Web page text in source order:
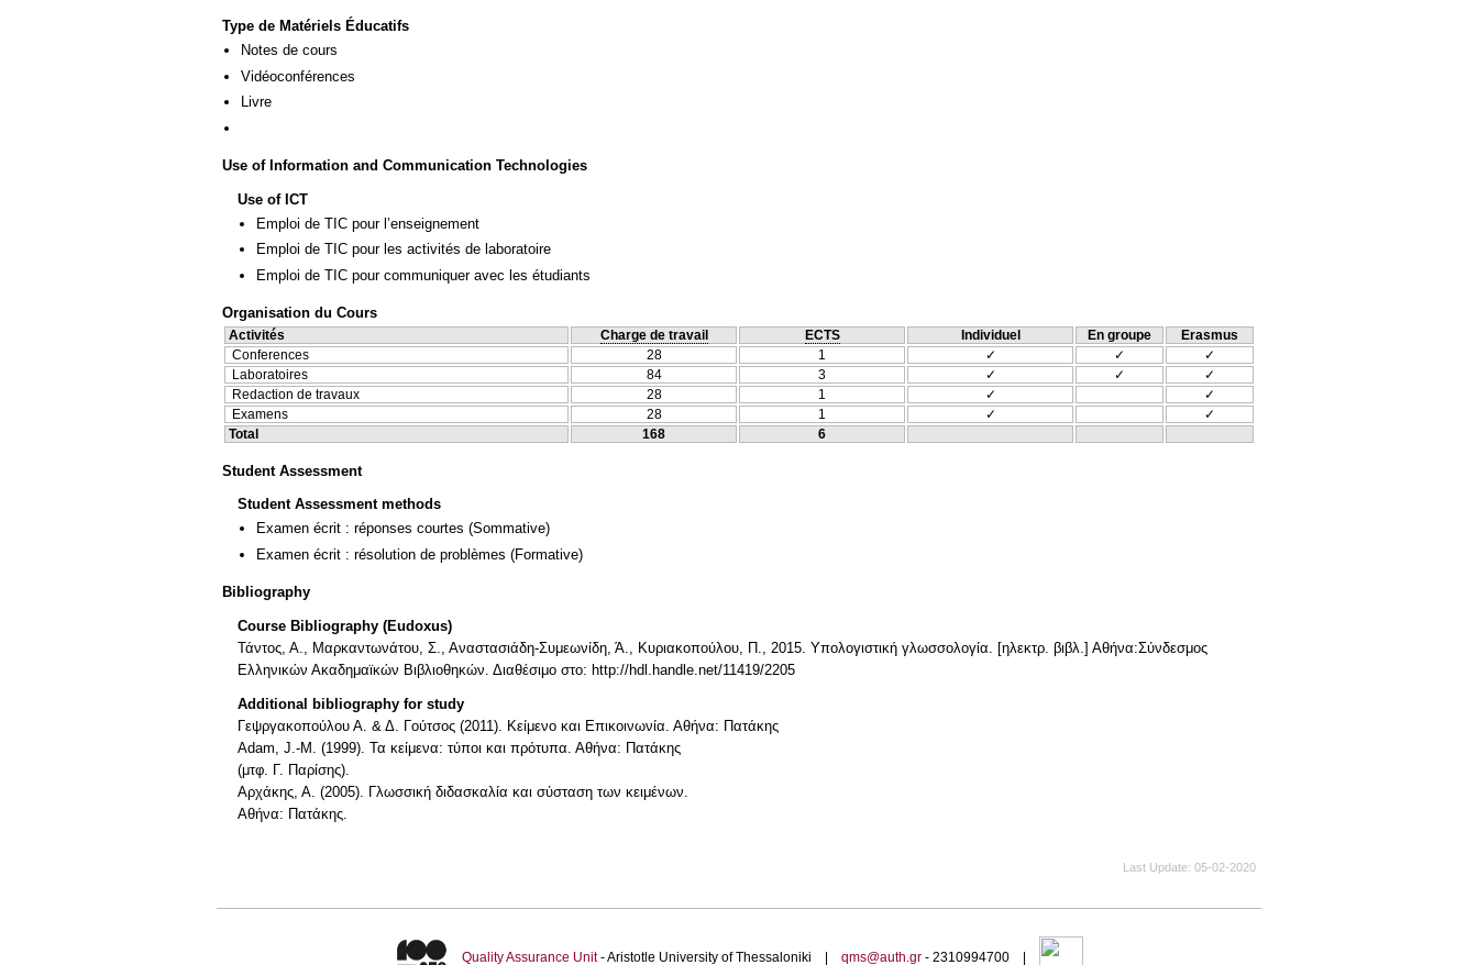
Type de Matériels Éducatifs
Notes de cours
Vidéoconférences
Livre
Use of Information and Communication Technologies
Use of ICT
Emploi de TIC pour l’enseignement
Emploi de TIC pour les activités de laboratoire
Emploi de TIC pour communiquer avec les étudiants
Organisation du Cours
Activités Charge de travail ECTS Individuel En groupe
Erasmus
Conferences
28 1 ✓ ✓
✓
Laboratoires
84 3 ✓ ✓
✓
Redaction de travaux
28 1 ✓
✓
Examens
28 1 ✓
✓
Total
168 6
Student Assessment
Student Assessment methods
Examen écrit : réponses courtes (Sommative)
Examen écrit : résolution de problèmes (Formative)
Bibliography
Course Bibliography (Eudoxus)
Τάντος, Α., Μαρκαντωνάτου, Σ., Αναστασιάδη-Συμεωνίδη, Ά., Κυριακοπούλου, Π., 2015. Υπολογιστική γλωσσολογία. [ηλεκτρ. βιβλ.] Αθήνα:Σύνδεσμος
Ελληνικών Ακαδημαϊκών Βιβλιοθηκών. Διαθέσιμο στο: http://hdl.handle.net/11419/2205
Additional bibliography for study
Γεψργακοπούλου Α. & Δ. Γούτσος (2011). Κείμενο και Επικοινωνία. Αθήνα: Πατάκης
Adam, J.-M. (1999). Τα κείμενα: τύποι και πρότυπα. Αθήνα: Πατάκης
(μτφ. Γ. Παρίσης).
Αρχάκης, Α. (2005). Γλωσσική διδασκαλία και σύσταση των κειμένων.
Αθήνα: Πατάκης.
Last Update 05-02-2020
Quality Assurance Unit- Aristotle University of Thessaloniki | qms@auth.gr- 2310994700 |